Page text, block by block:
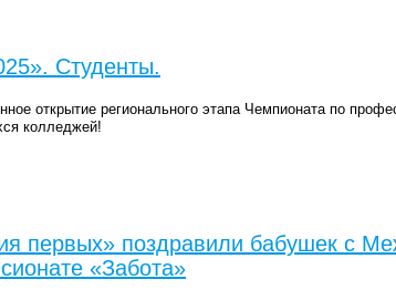
Студенты.
открытие регионального этапа Чемпионата по
колледжей!
первых» поздравили бабушек с
«Забота»